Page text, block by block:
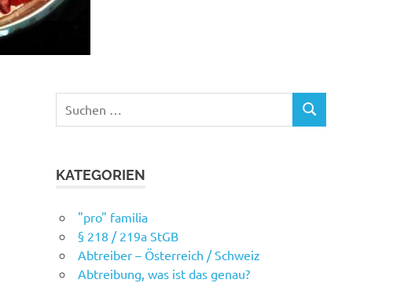
Suchen
SUCHEN
KATEGORIEN
"pro" familia
§ 218 / 219a StGB
Abtreiber – Österreich / Schweiz
Abtreibung, was ist das genau?